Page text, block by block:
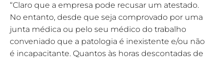
“Claro que a empresa pode recusar um atestado.
No entanto, desde que seja comprovado por uma
junta médica ou pelo seu médico do trabalho
conveniado que a patologia é inexistente e/ou não
é incapacitante. Quantos às horas descontadas de